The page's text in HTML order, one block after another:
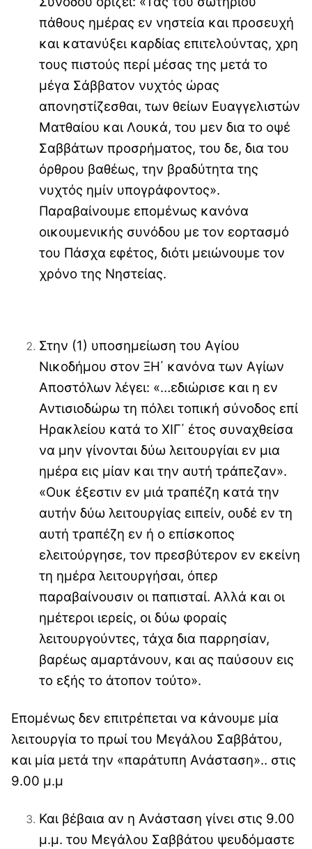
πάθους ημέρας εν νηστεία και προσευχή
και κατανύξει καρδίας επιτελούντας, χρη
τους πιστούς περί μέσας της μετά το
μέγα Σάββατον νυχτός ώρας
απονηστίζεσθαι, των θείων Ευαγγελιστών
Ματθαίου και Λουκά, του μεν δια το οψέ
Σαββάτων προσρήματος, του δε, δια του
όρθρου βαθέως, την βραδύτητα της
νυχτός ημίν υπογράφοντος».
Παραβαίνουμε επομένως κανόνα
οικουμενικής συνόδου με τον εορτασμό
του Πάσχα εφέτος, διότι μειώνουμε τον
χρόνο της Νηστείας.
Στην (1) υποσημείωση του Αγίου
Νικοδήμου στον ΞΗ΄ κανόνα των Αγίων
Αποστόλων λέγει: «…εδιώρισε και η εν
Αντισιοδώρω τη πόλει τοπική σύνοδος επί
Ηρακλείου κατά το ΧΙΓ΄ έτος συναχθείσα
να μην γίνονται δύω λειτουργίαι εν μια
ημέρα εις μίαν και την αυτή τράπεζαν».
«Ουκ έξεστιν εν μιά τραπέζη κατά την
αυτήν δύω λειτουργίας ειπείν, ουδέ εν τη
αυτή τραπέζη εν ή ο επίσκοπος
ελειτούργησε, τον πρεσβύτερον εν εκείνη
τη ημέρα λειτουργήσαι, όπερ
παραβαίνουσιν οι παπισταί. Αλλά και οι
ημέτεροι ιερείς, οι δύω φοραίς
λειτουργούντες, τάχα δια παρρησίαν,
βαρέως αμαρτάνουν, και ας παύσουν εις
το εξής το άτοπον τούτο».
Επομένως δεν επιτρέπεται να κάνουμε μία
λειτουργία το πρωί του Μεγάλου Σαββάτου,
και μία μετά την «παράτυπη Ανάσταση».. στις
9.00 μ.μ
Και βέβαια αν η Ανάσταση γίνει στις 9.00
μ.μ. του Μεγάλου Σαββάτου ψευδόμαστε